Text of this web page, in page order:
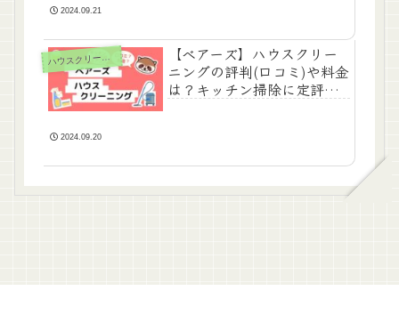
2024.09.21
ハ
ウスクリーニング
【ベアーズ】ハウスクリー
ニングの評判(口コミ)や料金
は？キッチン掃除に定評あ
2024.09.20